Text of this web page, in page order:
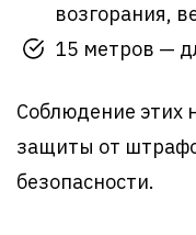
возгорания,
15 метров —
Соблюдение этих
защиты от
безопасности.